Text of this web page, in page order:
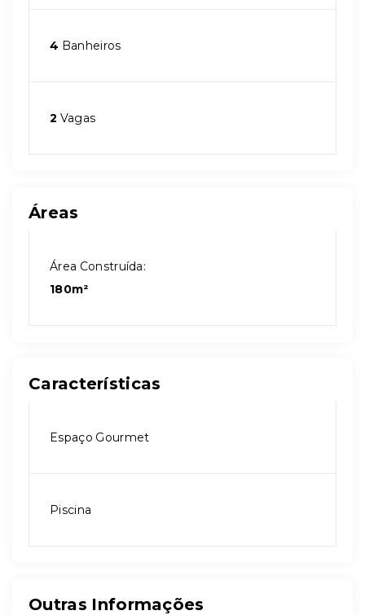
4 Banheiros
2 Vagas
Áreas
Área Construída:
180m²
Características
Espaço Gourmet
Piscina
Outras Informações